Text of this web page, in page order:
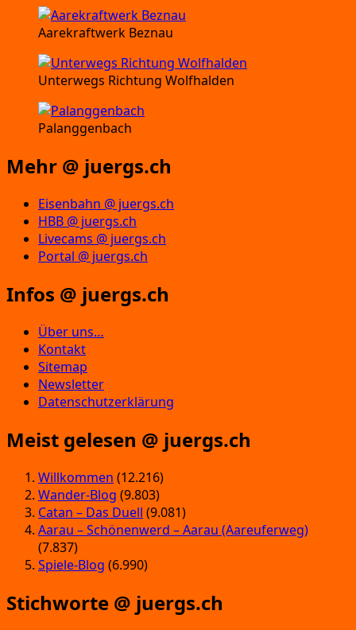
Aarekraftwerk Beznau
Unterwegs Richtung Wolfhalden
Palanggenbach
Mehr @ juergs.ch
Eisenbahn @ juergs.ch
HBB @ juergs.ch
Livecams @ juergs.ch
Portal @ juergs.ch
Infos @ juergs.ch
Über uns…
Kontakt
Sitemap
Newsletter
Datenschutzerklärung
Meist gelesen @ juergs.ch
Willkommen (12.216)
Wander-Blog (9.803)
Catan – Das Duell (9.081)
Aarau – Schönenwerd – Aarau (Aareuferweg)
(7.837)
Spiele-Blog (6.990)
Stichworte @ juergs.ch